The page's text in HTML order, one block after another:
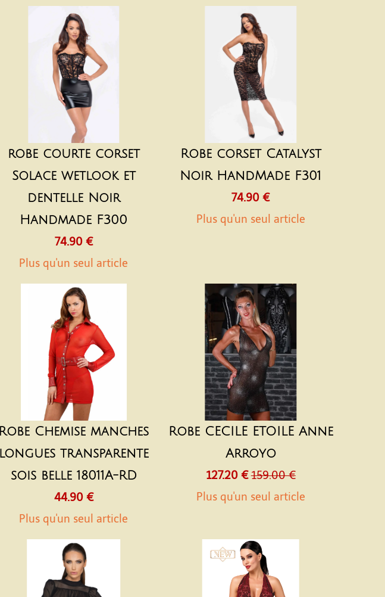
robe courte corset
Solace wetlook et
dentelle Noir
Handmade F300
74.90 €
Plus qu'un seul article
Robe corset Catalyst
Noir HandMade F301
74.90 €
Plus qu'un seul article
Robe Chemise manches
longues transparente
sois belle 18011A-RD
44.90 €
Plus qu'un seul article
Robe CECILE ETOILE Anne
Arroyo
127.20 € 159.00 €
Plus qu'un seul article